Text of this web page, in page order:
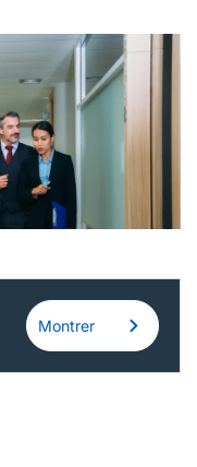
Montrer